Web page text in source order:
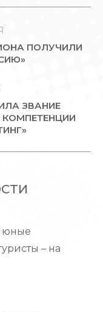
ПОЛУЧИЛИ
ЗВАНИЕ
юные
– на